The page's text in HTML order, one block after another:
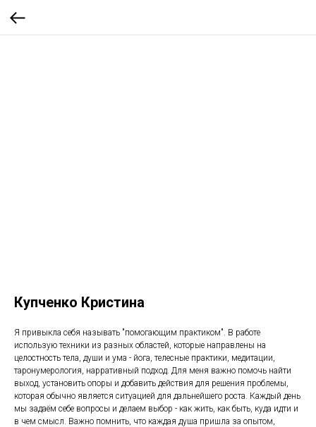
Купченко Кристина
Я привыкла себя называть "помогающим практиком". В работе
использую техники из разных областей, которые направлены на
целостность тела, души и ума - йога, телесные практики, медитации,
таронумерология, нарративный подход. Для меня важно помочь найти
выход, установить опоры и добавить действия для решения проблемы,
которая обычно является ситуацией для дальнейшего роста. Каждый день
мы задаём себе вопросы и делаем выбор - как жить, как быть, куда идти и
в чем смысл. Важно помнить, что каждая душа пришла за опытом,